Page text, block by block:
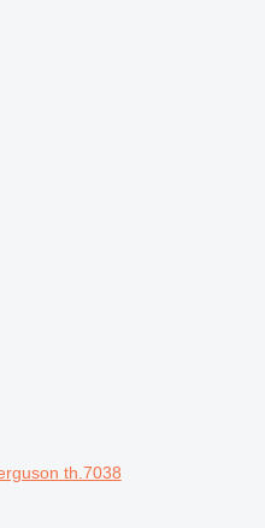
th.7038